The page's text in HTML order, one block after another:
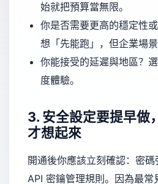
始就把預算當無限。
你是否需要更高的穩定性
想「先能跑」，但企業場景
你能接受的延遲與地區？
度體驗。
3. 安全設定要提早做
才想起來
開通後你應該立刻確認：密碼
API 密鑰管理規則。因為最